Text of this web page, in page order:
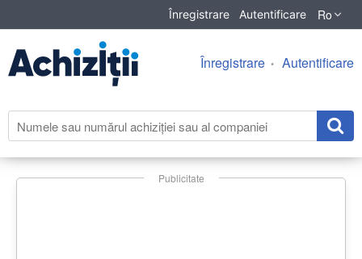
Înregistrare Autentificare Ro
Înregistrare Autentificare
Publicitate